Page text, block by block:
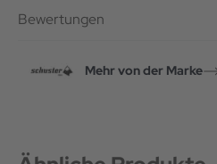
Bewertungen
Mehr von der Marke